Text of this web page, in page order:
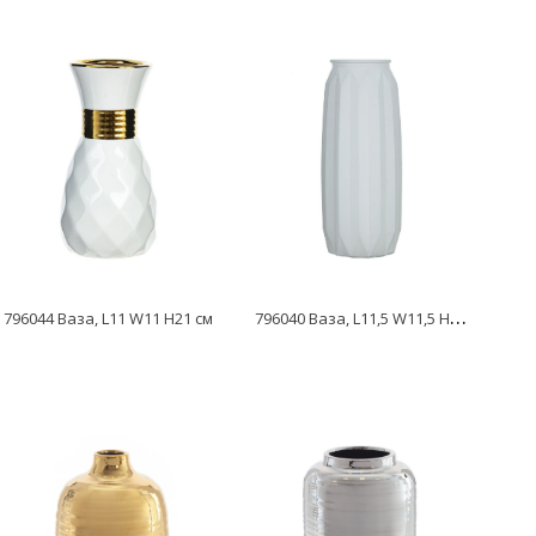
796044 Ваза, L11 W11 H21 см 7
96040 Ваза, L11,5 W11,5 H29 см